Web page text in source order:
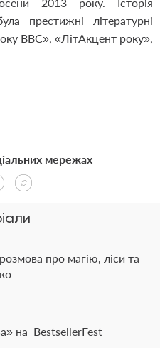
престижні літературні
BBC», «ЛітАкцент року»,
про магію, ліси та
на BestsellerFest
мережах